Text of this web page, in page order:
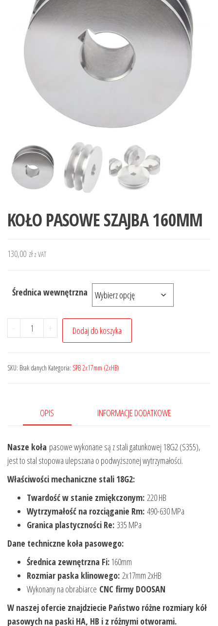
KOŁO PASOWE SZAJBA 160MM
130,00 zł z VAT
Średnica wewnętrzna
-
ilość
KOŁO
SZAJBA
+ Dodaj do koszyka
SKU: Brak danych Kategoria: SPB 2x17mm (2xHB)
OPIS INFORMACJE DODATKOWE
Nasze koła pasowe wykonane są z stali gatunkowej 18G2 (S355),
jest to stal stopowa ulepszana o podwyższonej wytrzymałości.
Właściwości mechaniczne stali 18G2:
Twardość w stanie zmiękczonym: 220 HB
Wytrzymałość na rozciąganie Rm: 490-630 MPa
Granica plastyczności Re: 335 MPa
Dane techniczne koła pasowego:
Średnica zewnętrzna Fi: 160mm
Rozmiar paska klinowego: 2x17mm 2xHB
Wykonany na obrabiarce CNC firmy DOOSAN
W naszej ofercie znajdziecie Państwo różne rozmiary kół
pasowych na paski HA, HB i z różnymi otworami.